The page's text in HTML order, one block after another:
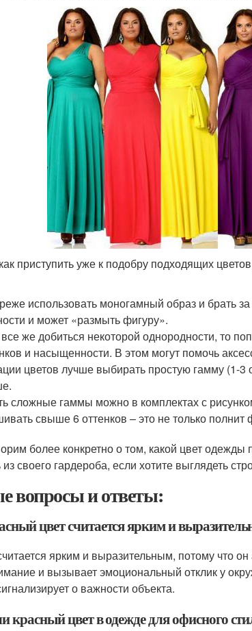
приступить уже к подобру подходящих
использовать моногамный образ и брать
и может «размыть фигуру».
же добиться некоторой однородности, то
и насыщенности. В этом могут помочь
цветов лучше выбирать простую гамму (1-3
сложные гаммы можно в комплектах с
свыше 6 оттенков – это не только полнит
более конкретно о том, какой цвет
из своего гардероба, если хотите выглядеть
вопросы и ответы:
цвет считается ярким и
ярким и выразительным, потому что
и вызывает эмоциональный отклик у
о важности объекта.
красный цвет в одежде для офисного